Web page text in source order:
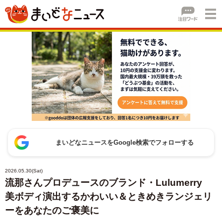
まいどなニュースをGoogle検索でフォローする
2026.05.30(Sat)
流那さんプロデュースのブランド・Lulumerry
美ボディ演出するかわいい＆ときめきランジェリ
ーをあなたのご褒美に